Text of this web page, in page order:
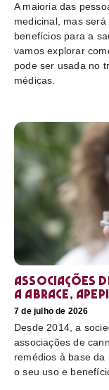
A maioria das
medicinal, mas
benefícios para a
vamos explorar
pode ser usada no
médicas.
Associações
a Abrace,
7 de julho de 2026
Desde 2014, a
associações de
remédios à base
o seu uso e